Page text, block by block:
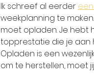
Ik schreef al eerder
weekplanning te
moet opladen. Je hebt
topprestatie die je aan
Opladen is een
om te herstellen, moet